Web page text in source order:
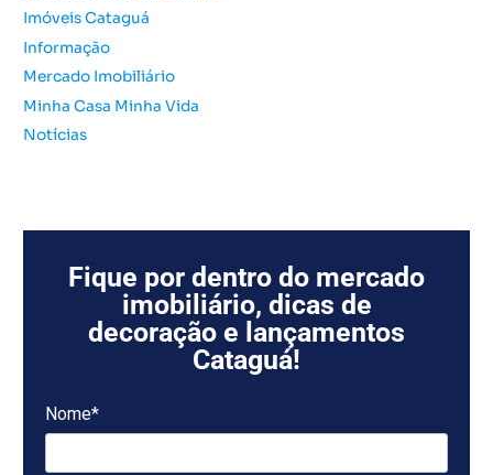
Imóveis Cataguá
Informação
Mercado Imobiliário
Minha Casa Minha Vida
Notícias
Fique por dentro do mercado
imobiliário, dicas de
decoração e lançamentos
Cataguá!
Nome*